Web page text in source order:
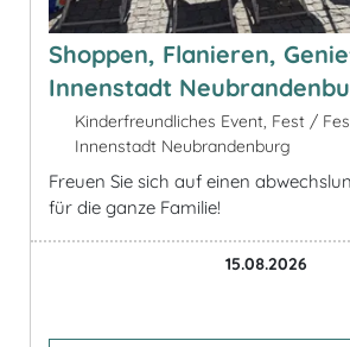
Shoppen, Flanieren,
Innenstadt
Kinderfreundliches Event, Fest /
Innenstadt Neubrandenburg
Freuen Sie sich auf einen
für die ganze Familie!
15.08.2026